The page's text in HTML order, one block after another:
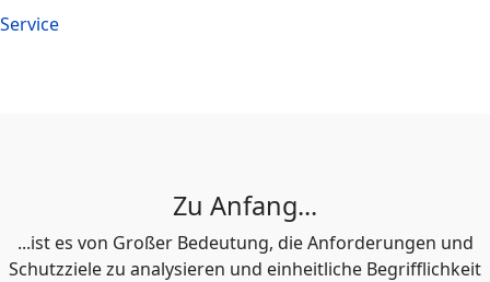
Service
Zu Anfang...
...ist es von Großer Bedeutung, die Anforderungen und
Schutzziele zu analysieren und einheitliche Begrifflichkeit